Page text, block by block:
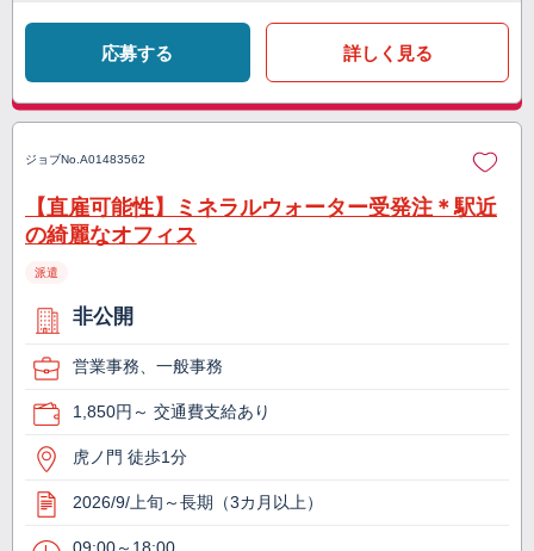
応募する 詳しく見る
ジョブNo. A01483562
【直雇可能性】ミネラルウォーター受発注＊駅近
の綺麗なオフィス
派遣
非公開
営業事務、一般事務
1,850円～ 交通費支給あり
虎ノ門 徒歩1分
2026/9/上旬～長期（3カ月以上）